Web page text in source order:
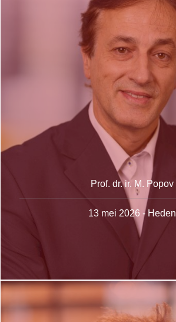
Prof. dr. ir. M. Popov
13 mei 2026 - Heden